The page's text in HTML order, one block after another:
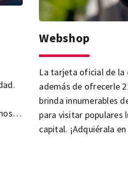
Webshop
La tarjeta oficial de la
además de ofrecerle
brinda innumerables
para visitar populares
capital. ¡Adquiérala